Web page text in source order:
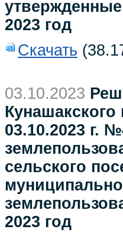
2023 год
Скачать
03.10.2023
03.10.2023 г.
сельского
2023 год